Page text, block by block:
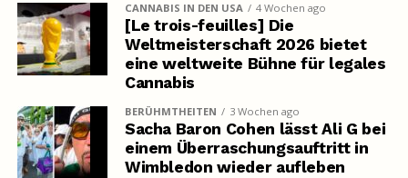
CANNABIS IN DEN USA 4 Wochen ago
[Le trois-feuilles] Die
Weltmeisterschaft 2026 bietet
eine weltweite Bühne für legales
Cannabis
BERÜHMTHEITEN 3 Wochen ago
Sacha Baron Cohen lässt Ali G bei
einem Überraschungsauftritt in
Wimbledon wieder aufleben